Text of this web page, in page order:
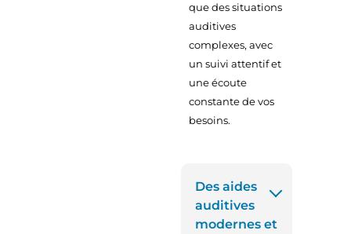
que des situations
auditives
complexes, avec
un suivi attentif et
une écoute
constante de vos
besoins.
Des aides
auditives
modernes et